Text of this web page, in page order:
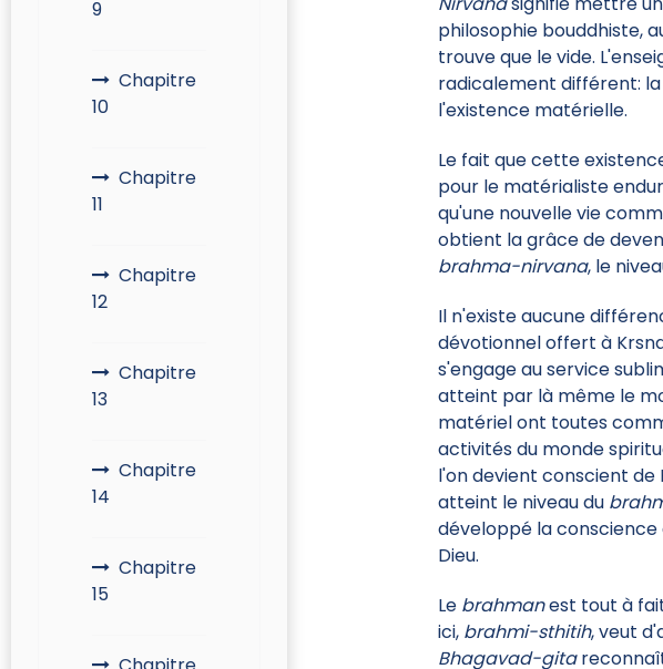
9
Chapitre
10
Chapitre
11
Chapitre
12
Chapitre
13
Chapitre
14
Chapitre
15
philosophie bouddhiste,
trouve que le vide.
radicalement différent:
l'existence matérielle.
Le fait que cette
pour le matérialiste
qu'une nouvelle vie
obtient la grâce de
brahma-nirvana, le
Il n'existe aucune
dévotionnel offert à
s'engage au service
atteint par là même le
matériel ont toutes
activités du monde
l'on devient conscient
atteint le niveau du
développé la conscience
Dieu.
Le brahmanest tout à
ici, brahmi-sthitih, veut
Bhagavad-gita